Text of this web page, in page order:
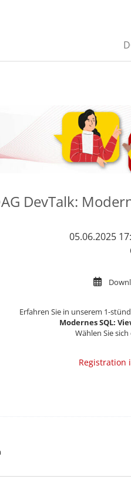
DevTalk:
05.06.2025
Erfahren Sie in unserem 1-
Modernes SQL:
Wählen Sie
Registration